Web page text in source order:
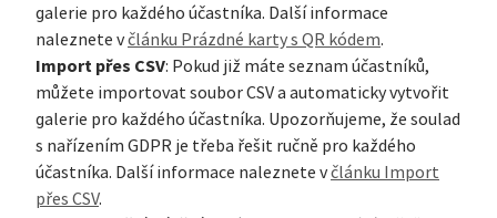
galerie pro každého účastníka. Další informace
naleznete včlánku Prázdné karty s QR kódem.
Import přes CSV: Pokud již máte seznam účastníků,
můžete importovat soubor CSV a automaticky vytvořit
galerie pro každého účastníka. Upozorňujeme, že soulad
s nařízením GDPR je třeba řešit ručně pro každého
účastníka. Další informace naleznete včlánku Import
přes CSV.